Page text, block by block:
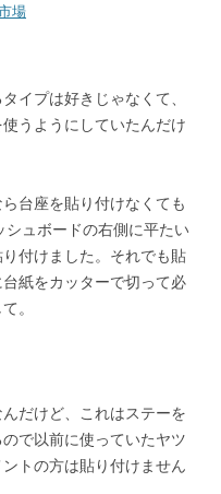
場
イプは好きじゃなくて、
うようにしていたんだけ
台座を貼り付けなくても
ュボードの右側に平たい
付けました。それでも貼
紙をカッターで切って必
。
だけど、これはステーを
で以前に使っていたヤツ
トの方は貼り付けません